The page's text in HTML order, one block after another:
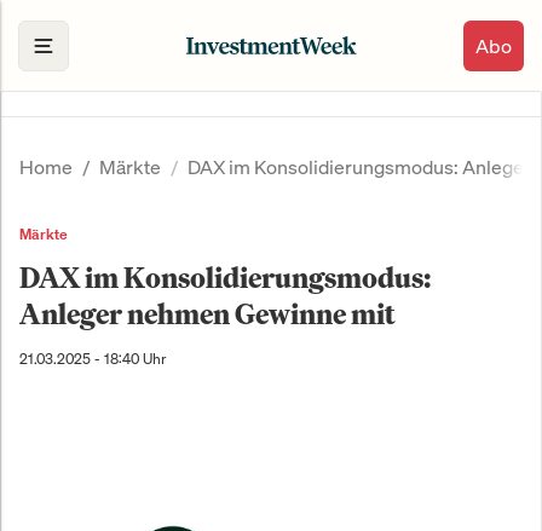
Abo
Home Märkte DAX im Konsolidierungsmodus: Anleger
Märkte
DAX im Konsolidierungsmodus:
Anleger nehmen Gewinne mit
21.03.2025 - 18:40 Uhr